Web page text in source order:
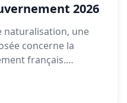
2026
naturalisation, une
concerne la
français.
est essentiel